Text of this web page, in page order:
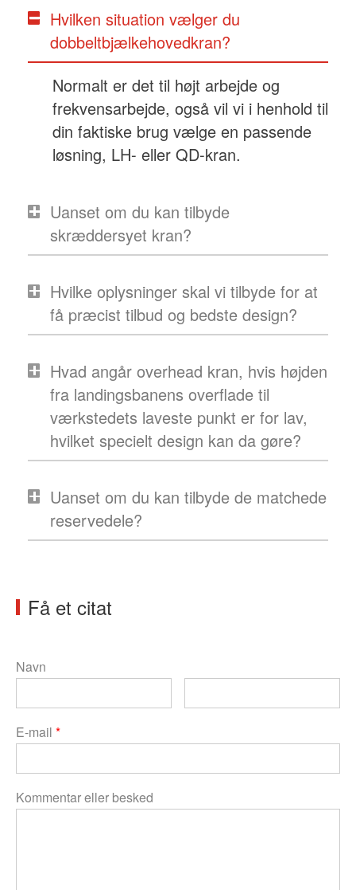
Hvilken situation vælger du
dobbeltbjælkehovedkran?
Normalt er det til højt arbejde og
frekvensarbejde, også vil vi i henhold til
din faktiske brug vælge en passende
løsning, LH- eller QD-kran.
Uanset om du kan tilbyde
skræddersyet kran?
Hvilke oplysninger skal vi tilbyde for at
få præcist tilbud og bedste design?
Hvad angår overhead kran, hvis højden
fra landingsbanens overflade til
værkstedets laveste punkt er for lav,
hvilket specielt design kan da gøre?
Uanset om du kan tilbyde de matchede
reservedele?
Få et citat
Navn
E-mail *
Kommentar eller besked